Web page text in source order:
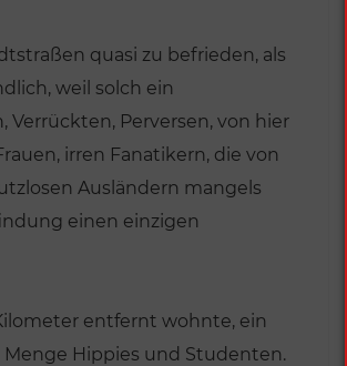
quasi zu befrieden, als
weil solch ein
Perversen, von hier
irren Fanatikern, die von
Ausländern mangels
einen einzigen
entfernt wohnte, ein
Hippies und Studenten.